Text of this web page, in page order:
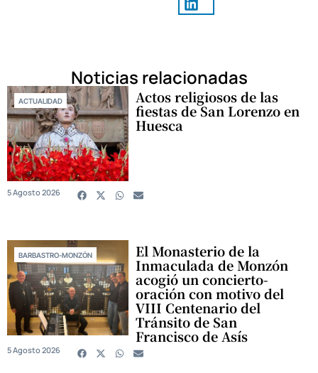
Noticias relacionadas
ACTUALIDAD Actos religiosos de las
fiestas de San Lorenzo en
Huesca
5 Agosto 2026
BARBASTRO-MONZÓN El Monasterio de la
Inmaculada de Monzón
acogió un concierto-
oración con motivo del
VIII Centenario del
Tránsito de San
Francisco de Asís
5 Agosto 2026